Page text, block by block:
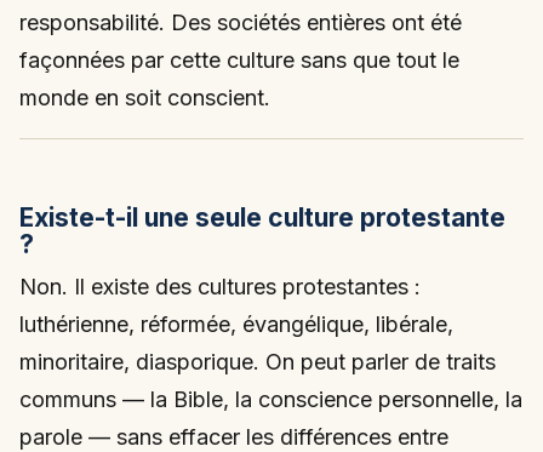
responsabilité. Des sociétés entières ont été
façonnées par cette culture sans que tout le
monde en soit conscient.
Existe-t-il une seule culture protestante
?
Non. Il existe des cultures protestantes :
luthérienne, réformée, évangélique, libérale,
minoritaire, diasporique. On peut parler de traits
communs — la Bible, la conscience personnelle, la
parole — sans effacer les différences entre